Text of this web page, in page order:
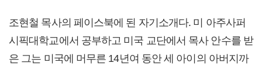
조현철 목사의 페이스북에 된 자기소개다. 미 아주사퍼
시픽대학교에서 공부하고 미국 교단에서 목사 안수를 받
은 그는 미국에 머무른 14년여 동안 세 아이의 아버지까